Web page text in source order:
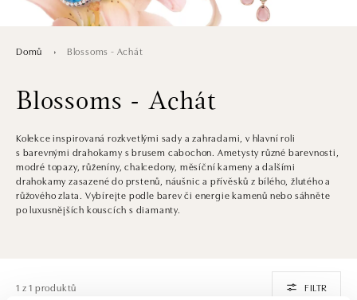
Domů Blossoms - Achát
Blossoms - Achát
Kolekce inspirovaná rozkvetlými sady a zahradami, v hlavní roli
s barevnými drahokamy s brusem cabochon. Ametysty různé barevnosti,
modré topazy, růženíny, chalcedony, měsíční kameny a dalšími
drahokamy zasazené do prstenů, náušnic a přívěsků z bílého, žlutého a
růžového zlata. Vybírejte podle barev či energie kamenů nebo sáhněte
po luxusnějších kouscích s diamanty.
1 z 1 produktů FILTR